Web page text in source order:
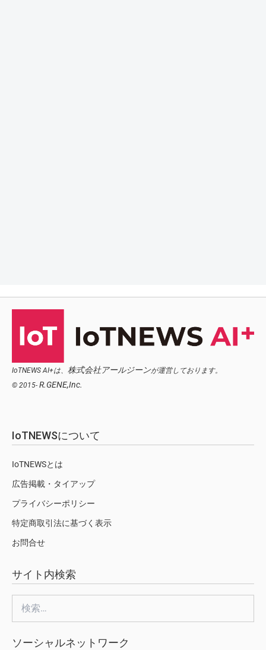
IoTNEWS AI+は、 株式会社アールジーンが運営しております。
© 2015- R.GENE,Inc.
IoTNEWSについて
IoTNEWSとは
広告掲載・タイアップ
プライバシーポリシー
特定商取引法に基づく表示
お問合せ
サイト内検索
索:
ソーシャルネットワーク